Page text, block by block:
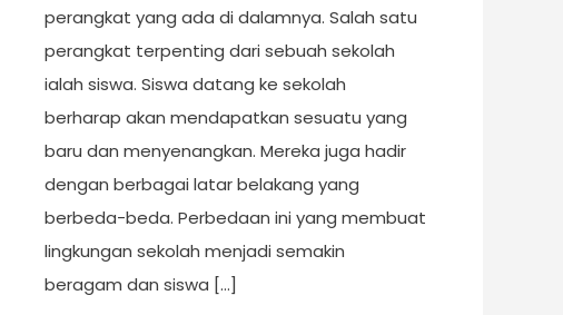
perangkat yang ada di dalamnya. Salah satu
perangkat terpenting dari sebuah sekolah
ialah siswa. Siswa datang ke sekolah
berharap akan mendapatkan sesuatu yang
baru dan menyenangkan. Mereka juga hadir
dengan berbagai latar belakang yang
berbeda-beda. Perbedaan ini yang membuat
lingkungan sekolah menjadi semakin
beragam dan siswa […]